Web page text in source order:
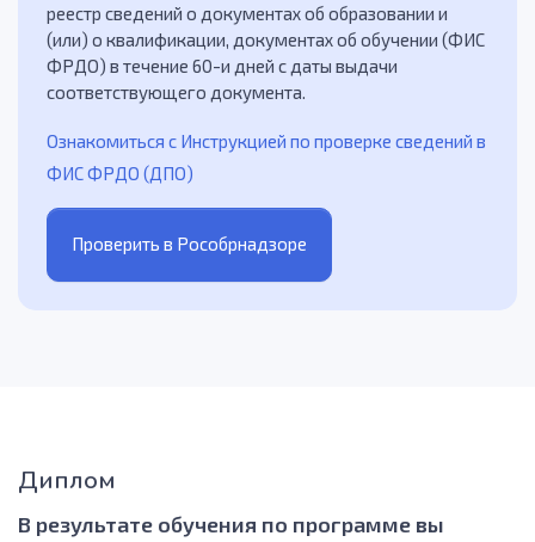
реестр сведений о документах об образовании и
(или) о квалификации, документах об обучении (ФИС
ФРДО) в течение 60-и дней с даты выдачи
соответствующего документа.
Ознакомиться с Инструкцией по проверке сведений в
ФИС ФРДО (ДПО)
Проверить в Рособрнадзоре
Диплом
В результате обучения по программе вы